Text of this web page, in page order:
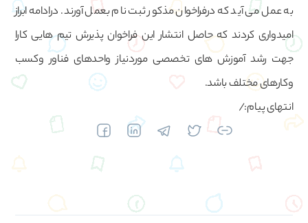
به عمل می آید که درفراخوان مذکور ثبت نام بعمل آورند. درادامه ابراز
امیدواری کردند که حاصل انتشار این فراخوان پذیرش تیم هایی کارا
جهت رشد آموزش های تخصصی موردنیاز واحدهای فناور وکسب
وکارهای مختلف باشد.
انتهای پیام:/